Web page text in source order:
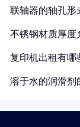
联轴器的轴孔形
不锈钢材质厚度
复印机出租有哪
溶于水的润滑剂